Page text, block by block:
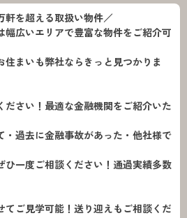
軒を超える取扱い物件／
広いエリアで豊富な物件をご紹介可
まいも弊社ならきっと見つかりま
ださい！最適な金融機関をご紹介いた
過去に金融事故があった・他社様で
一度ご相談ください！通過実績多数
てご見学可能！送り迎えもご相談くだ